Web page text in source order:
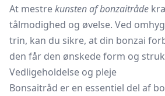
At mestrekunsten af bonzaitråde
tålmodighed og øvelse. Ved
trin, kan du sikre, at din bonzai
den får den ønskede form og
Vedligeholdelse og pleje
Bonsaitråd er en essentiel del af